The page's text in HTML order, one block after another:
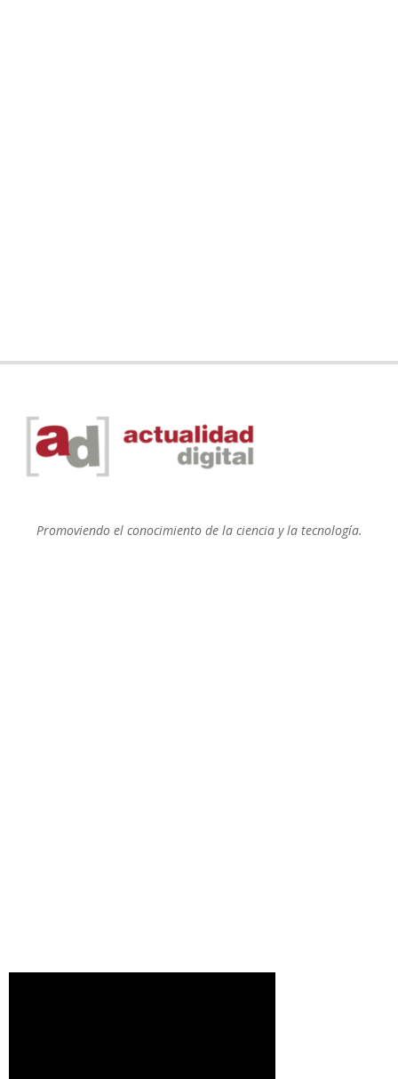
Promoviendo el conocimiento de la ciencia y la tecnología.